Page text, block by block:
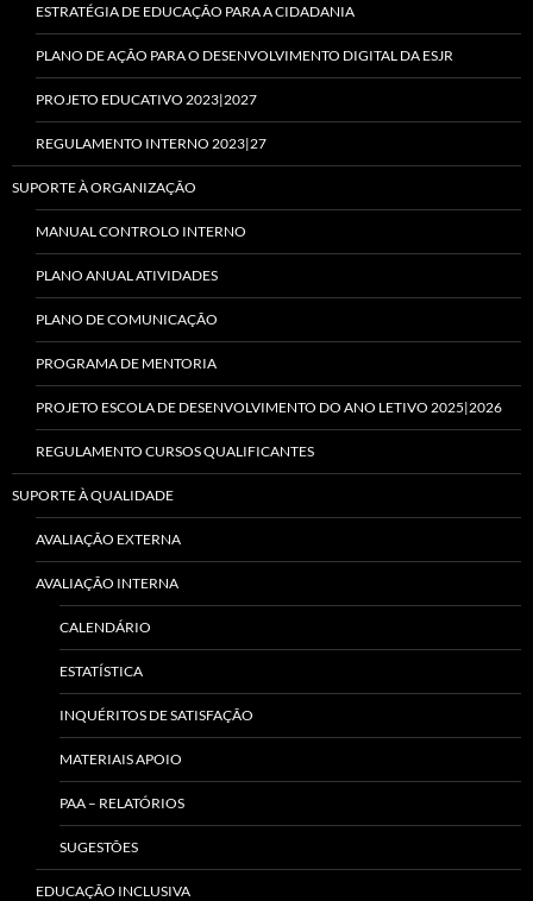
ESTRATÉGIA DE EDUCAÇÃO PARA A CIDADANIA
PLANO DE AÇÃO PARA O DESENVOLVIMENTO DIGITAL DA ESJR
PROJETO EDUCATIVO 2023|2027
REGULAMENTO INTERNO 2023|27
SUPORTE À ORGANIZAÇÃO
MANUAL CONTROLO INTERNO
PLANO ANUAL ATIVIDADES
PLANO DE COMUNICAÇÃO
PROGRAMA DE MENTORIA
PROJETO ESCOLA DE DESENVOLVIMENTO DO ANO LETIVO 2025|2026
REGULAMENTO CURSOS QUALIFICANTES
SUPORTE À QUALIDADE
AVALIAÇÃO EXTERNA
AVALIAÇÃO INTERNA
CALENDÁRIO
ESTATÍSTICA
INQUÉRITOS DE SATISFAÇÃO
MATERIAIS APOIO
PAA – RELATÓRIOS
SUGESTÕES
EDUCAÇÃO INCLUSIVA